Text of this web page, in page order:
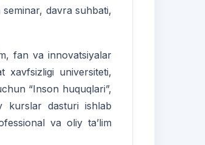
seminar, davra suhbati,
fan va innovatsiyalar
xavfsizligi universiteti,
“Inson huquqlari”,
kurslar dasturi ishlab
va oliy ta’lim